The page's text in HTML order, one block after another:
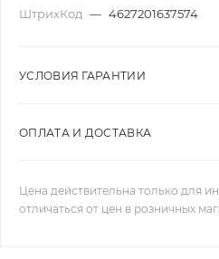
ШтрихКод — 4627201637574
УСЛОВИЯ ГАРАНТИИ
ОПЛАТА И ДОСТАВКА
Цена действительна только для
отличаться от цен в розничных